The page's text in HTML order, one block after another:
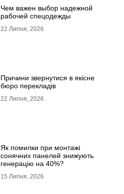
Чем важен выбор надежной
рабочей спецодежды
22 Липня, 2026
Причини звернутися в якісне
бюро перекладів
22 Липня, 2026
Як помилки при монтажі
сонячних панелей знижують
генерацію на 40%?
15 Липня, 2026